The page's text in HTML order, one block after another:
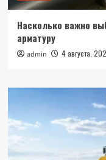
Насколько важно
арматуру
admin 4 августа,